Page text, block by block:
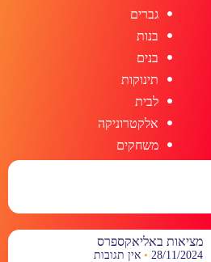
גברים
בנות
בנים
תינוקות
לבית
אלקטרוניקה
משחקים
מציאות באליאקספרס
28/11/2024
אין תגובות